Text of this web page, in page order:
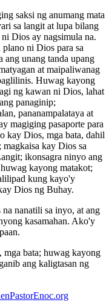
saksi ng anumang mata
sa langit at lupa bilang
Dios ay nagsimula na.
ni Dios para sa
ang unang tanda upang
at maipaliwanag
Huwag kayong
ng kawan ni Dios, lahat
panaginip;
pananampalataya at
magiging pasaporte para
kay Dios, mga bata, dahil
kay Dios sa
ikonsagra ninyo ang
kayong matakot;
kung kayo'y
Dios ng Buhay.
nanatili sa inyo, at ang
kasamahan. Ako'y
mga bata; huwag kayong
ang kaligtasan ng